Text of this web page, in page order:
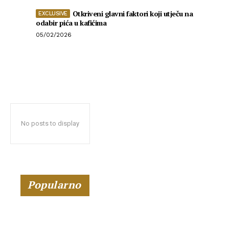
Otkriveni glavni faktori koji utječu na
odabir pića u kafićima
05/02/2026
No posts to display
Popularno